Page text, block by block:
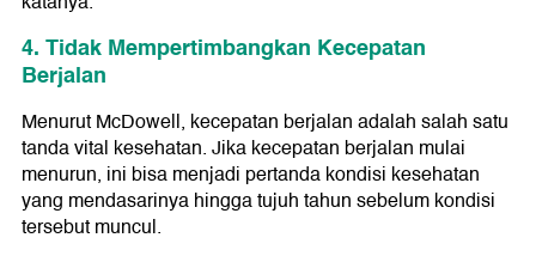
4. Tidak Mempertimbangkan Kecepatan
Berjalan
Menurut McDowell, kecepatan berjalan adalah salah satu
tanda vital kesehatan. Jika kecepatan berjalan mulai
menurun, ini bisa menjadi pertanda kondisi kesehatan
yang mendasarinya hingga tujuh tahun sebelum kondisi
tersebut muncul.